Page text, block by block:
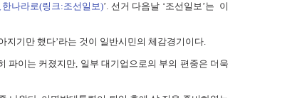
나라로(링크:조선일보)’. 선거 다음날 ‘조선일보’는 이
지기만 했다’라는 것이 일반시민의 체감경기이다.
파이는 커졌지만, 일부 대기업으로의 부의 편중은 더욱